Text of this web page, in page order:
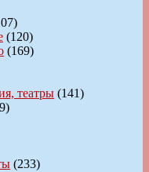
(120)
(169)
театры (141)
(233)